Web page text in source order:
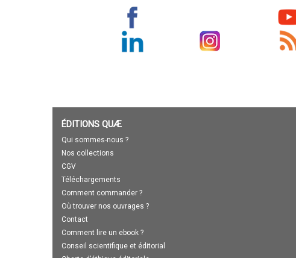
ÉDITIONS QUÆ
Qui sommes-nous ?
Nos collections
CGV
Téléchargements
Comment commander ?
Où trouver nos ouvrages ?
Contact
Comment lire un ebook ?
Conseil scientifique et éditorial